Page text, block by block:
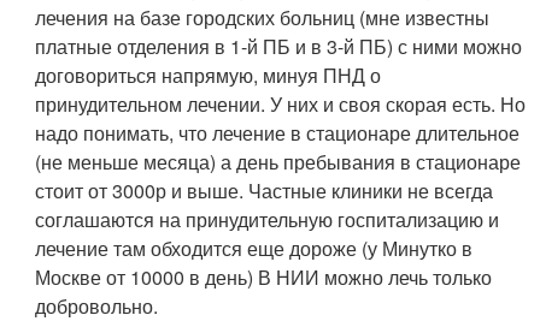
лечения на базе городских больниц (мне известны
платные отделения в 1-й ПБ и в 3-й ПБ) с ними можно
договориться напрямую, минуя ПНД о
принудительном лечении. У них и своя скорая есть. Но
надо понимать, что лечение в стационаре длительное
(не меньше месяца) а день пребывания в стационаре
стоит от 3000р и выше. Частные клиники не всегда
соглашаются на принудительную госпитализацию и
лечение там обходится еще дороже (у Минутко в
Москве от 10000 в день) В НИИ можно лечь только
добровольно.